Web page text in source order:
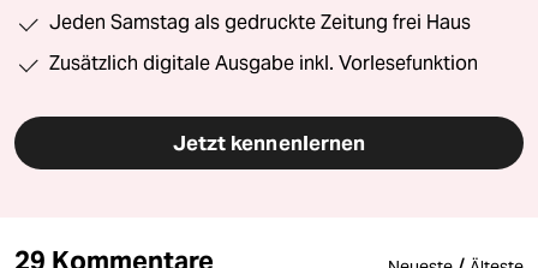
Jeden Samstag als gedruckte Zeitung frei Haus
Zusätzlich digitale Ausgabe inkl. Vorlesefunktion
Jetzt kennenlernen
29 Kommentare